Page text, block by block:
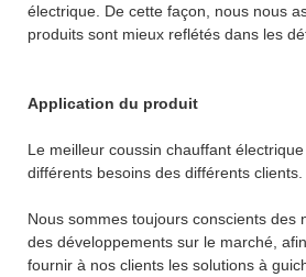
électrique. De cette façon, nous nous
produits sont mieux reflétés dans les
Application du produit
Le meilleur coussin chauffant
différents besoins des différents clients.
Nous sommes toujours conscients des
des développements sur le marché,
fournir à nos clients les solutions à